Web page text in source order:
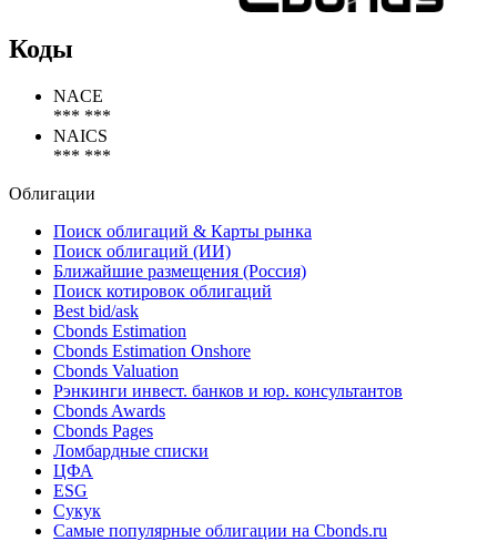
Коды
NACE
*** ***
NAICS
*** ***
Облигации
Поиск облигаций & Карты рынка
Поиск облигаций (ИИ)
Ближайшие размещения (Россия)
Поиск котировок облигаций
Best bid/ask
Cbonds Estimation
Cbonds Estimation Onshore
Cbonds Valuation
Рэнкинги инвест. банков и юр. консультантов
Cbonds Awards
Cbonds Pages
Ломбардные списки
ЦФА
ESG
Сукук
Самые популярные облигации на Cbonds.ru